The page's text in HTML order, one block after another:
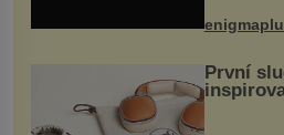
...
První